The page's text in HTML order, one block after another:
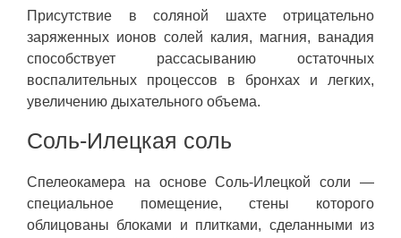
Присутствие в соляной шахте отрицательно
заряженных ионов солей калия, магния, ванадия
способствует рассасыванию остаточных
воспалительных процессов в бронхах и легких,
увеличению дыхательного объема.
Соль-Илецкая соль
Спелеокамера на основе Соль-Илецкой соли —
специальное помещение, стены которого
облицованы блоками и плитками, сделанными из